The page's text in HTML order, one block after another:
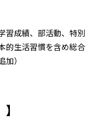
習成績、部活動、特別
的生活習慣を含め総合
）